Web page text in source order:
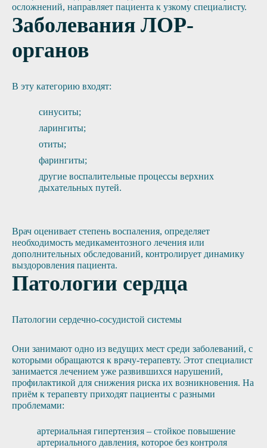
осложнений, направляет пациента к узкому специалисту.
Заболевания ЛОР-
органов
В эту категорию входят:
синуситы;
ларингиты;
отиты;
фарингиты;
другие воспалительные процессы верхних
дыхательных путей.
Врач оценивает степень воспаления, определяет
необходимость медикаментозного лечения или
дополнительных обследований, контролирует динамику
выздоровления пациента.
Патологии сердца
Патологии сердечно-сосудистой системы
Они занимают одно из ведущих мест среди заболеваний, с
которыми обращаются к врачу-терапевту. Этот специалист
занимается лечением уже развившихся нарушений,
профилактикой для снижения риска их возникновения. На
приём к терапевту приходят пациенты с разными
проблемами:
артериальная гипертензия – стойкое повышение
артериального давления, которое без контроля